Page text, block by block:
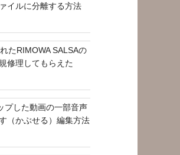
イルに分離する方法
たRIMOWA SALSAの
修理してもらえた
プした動画の一部音声
（かぶせる）編集方法